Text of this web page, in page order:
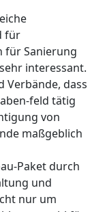
für
für Sanierung
interessant.
Verbände, dass
feld tätig
von
maßgeblich
Paket durch
und
nur um